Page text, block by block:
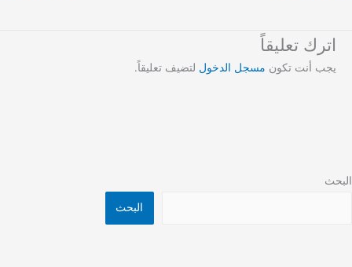
اترك تعليقاً
يجب أنت تكون مسجل الدخول لتضيف تعليقاً.
البحث
البحث